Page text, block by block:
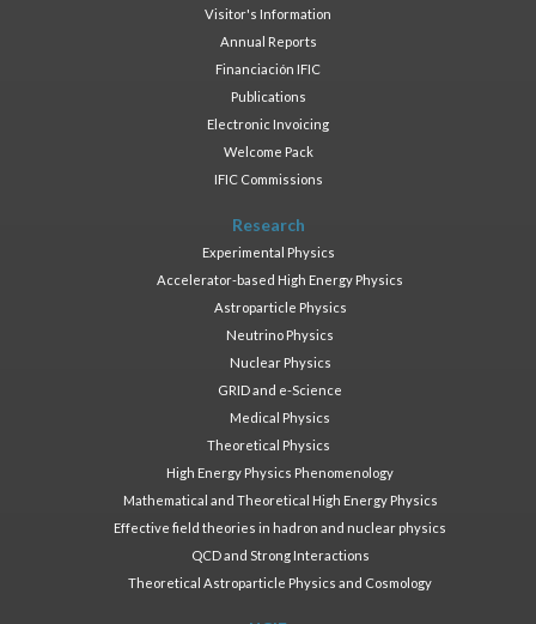
Visitor's Information
Annual Reports
Financiación IFIC
Publications
Electronic Invoicing
Welcome Pack
IFIC Commissions
Research
Experimental Physics
Accelerator-based High Energy Physics
Astroparticle Physics
Neutrino Physics
Nuclear Physics
GRID and e-Science
Medical Physics
Theoretical Physics
High Energy Physics Phenomenology
Mathematical and Theoretical High Energy Physics
Effective field theories in hadron and nuclear physics
QCD and Strong Interactions
Theoretical Astroparticle Physics and Cosmology